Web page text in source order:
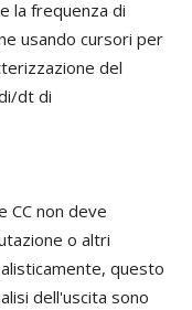
la frequenza di
usando cursori per
del
dt di
CC non deve
o altri
questo
dell'uscita sono